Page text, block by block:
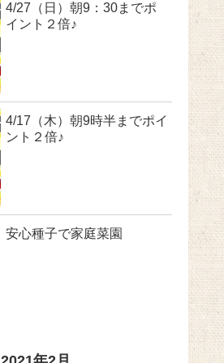
4/27（日）朝9：30までポ
イント２倍♪
4/17（木）朝9時半までポイ
ント２倍♪
安心種子で家庭菜園